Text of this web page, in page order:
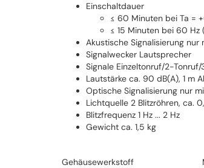
Einschaltdauer
≤ 60 Minuten bei Ta =
≤ 15 Minuten bei 60
Akustische Signalisierung
Signalwecker Lautsprecher
Signale Einzeltonruf/2-
Lautstärke ca. 90 dB(A), 1 m
Optische Signalisierung nur
Lichtquelle 2 Blitzröhren, ca.
Blitzfrequenz 1 Hz ... 2 Hz
Gewicht ca. 1,5 kg
Gehäusewerkstoff